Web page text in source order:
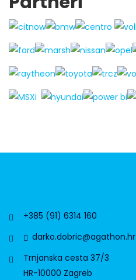
+385 (91) 6314 160
darko.dobric@agathon.hr
Trnjanska cesta 37/3
HR-10000 Zagreb